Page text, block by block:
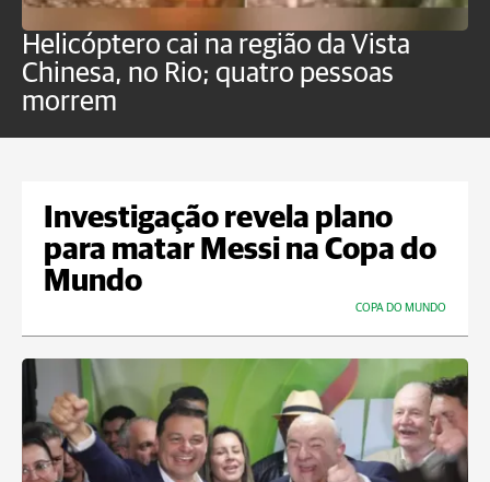
Helicóptero cai na região da Vista
Chinesa, no Rio; quatro pessoas
morrem
Investigação revela plano
para matar Messi na Copa do
Mundo
COPA DO MUNDO